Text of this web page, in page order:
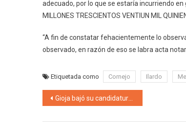
adecuado, por lo que se estaría incurriendo
MILLONES TRESCIENTOS VENTIUN MIL
“A fin de constatar fehacientemente lo
observado, en razón de eso se labra acta
Etiquetada como Cornejo Ilardo
Navegación de
Gioja bajó su candidatura a Senador: «Hemos trabajado para alcanzar la unidad, poniendo interés en los sanjuaninos más allá de los personales»